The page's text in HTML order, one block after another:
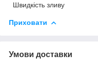
Швидкість зливу
Приховати
Умови доставки